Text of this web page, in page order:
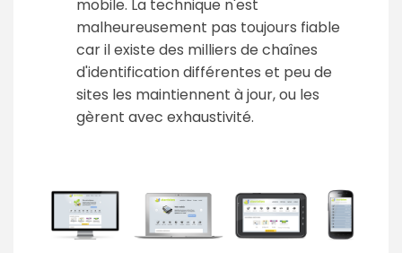
mobile. La technique n'est
malheureusement pas toujours fiable
car il existe des milliers de chaînes
d'identification différentes et peu de
sites les maintiennent à jour, ou les
gèrent avec exhaustivité.